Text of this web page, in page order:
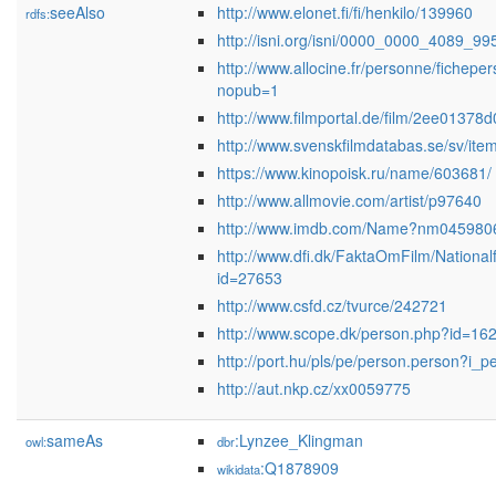
rdfs:seeAlso
http://www.elonet.fi/fi/henkilo/139960
http://isni.org/isni/
http://www.allocine.fr/personne/
nopub=1
http://www.filmportal.de/film/
http://www.svenskfilmdatabas.se/sv/
https://www.kinopoisk.ru/name/603681/
http://www.allmovie.com/artist/p97640
http://www.imdb.com/
http://www.dfi.dk/FaktaOmFilm/
id=27653
http://www.csfd.cz/tvurce/242721
http://www.scope.dk/
http://port.hu/pls/pe/
http://aut.nkp.cz/xx0059775
owl:sameAs dbr:Lynzee_Klingman
wikidata:Q1878909